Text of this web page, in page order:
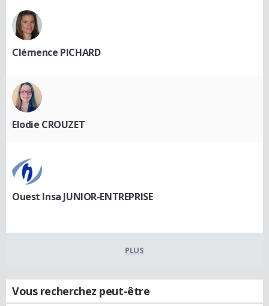
Clémence PICHARD
Elodie CROUZET
Ouest Insa JUNIOR-ENTREPRISE
PLUS
Vous recherchez peut-être